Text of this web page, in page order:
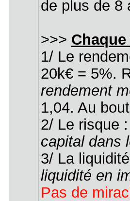
de plus de 8
>>>
1/ Le
20k€ = 5%.
rendement
1,04. Au
2/ Le risque
capital dans
3/ La
liquidité en
Pas de